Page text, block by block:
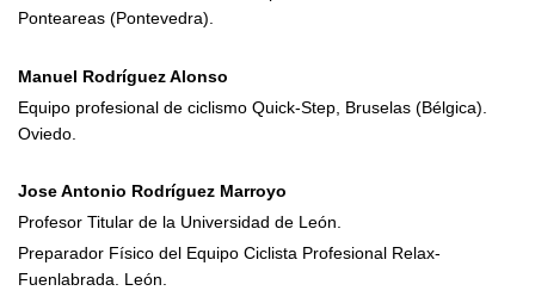
Ponteareas (Pontevedra).
Manuel Rodríguez Alonso
Equipo profesional de ciclismo Quick-Step, Bruselas (Bélgica).
Oviedo.
Jose Antonio Rodríguez Marroyo
Profesor Titular de la Universidad de León.
Preparador Físico del Equipo Ciclista Profesional Relax-
Fuenlabrada. León.